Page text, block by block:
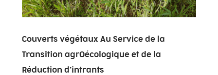
Couverts végétaux Au Service de la
Transition agrOécologique et de la
Réduction d’intrants